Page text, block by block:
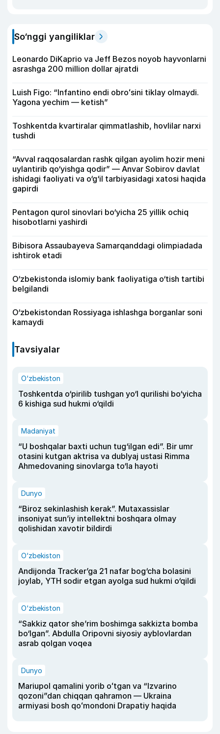
So‘nggi yangiliklar
Leonardo DiKaprio va Jeff Bezos noyob hayvonlarni
asrashga 200 million dollar ajratdi
Luish Figo: “Infantino endi obroʻsini tiklay olmaydi.
Yagona yechim — ketish”
Toshkentda kvartiralar qimmatlashib, hovlilar narxi
tushdi
“Avval raqqosalardan rashk qilgan ayolim hozir meni
uylantirib qo‘yishga qodir” — Anvar Sobirov davlat
ishidagi faoliyati va o‘g‘il tarbiyasidagi xatosi haqida
gapirdi
Pentagon qurol sinovlari bo‘yicha 25 yillik ochiq
hisobotlarni yashirdi
Bibisora Assaubayeva Samarqanddagi olimpiadada
ishtirok etadi
O‘zbekistonda islomiy bank faoliyatiga o‘tish tartibi
belgilandi
O‘zbekistondan Rossiyaga ishlashga borganlar soni
kamaydi
Tavsiyalar
O‘zbekiston
Toshkentda o‘pirilib tushgan yo‘l qurilishi bo‘yicha
6 kishiga sud hukmi o‘qildi
Madaniyat
“U boshqalar baxti uchun tug‘ilgan edi”. Bir umr
otasini kutgan aktrisa va dublyaj ustasi Rimma
Ahmedovaning sinovlarga to‘la hayoti
Dunyo
“Biroz sekinlashish kerak”. Mutaxassislar
insoniyat sun’iy intellektni boshqara olmay
qolishidan xavotir bildirdi
O‘zbekiston
Andijonda Tracker’ga 21 nafar bog‘cha bolasini
joylab, YTH sodir etgan ayolga sud hukmi o‘qildi
O‘zbekiston
“Sakkiz qator she’rim boshimga sakkizta bomba
bo‘lgan”. Abdulla Oripovni siyosiy ayblovlardan
asrab qolgan voqea
Dunyo
Mariupol qamalini yorib oʻtgan va “Izvarino
qozoni”dan chiqqan qahramon — Ukraina
armiyasi bosh qoʻmondoni Drapatiy haqida